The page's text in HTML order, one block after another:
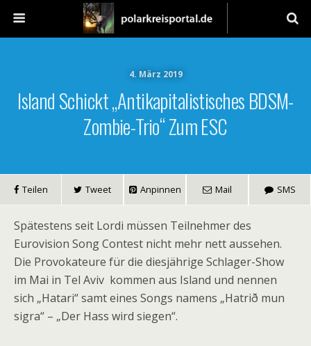
4. März 2019
Island Schickt „antikapitalistisches BDSM-
Zombie-Trio“ Zum ESC
Teilen Tweet Anpinnen Mail SMS
Spätestens seit Lordi müssen Teilnehmer des
Eurovision Song Contest nicht mehr nett aussehen.
Die Provokateure für die diesjährige Schlager-Show
im Mai in Tel Aviv kommen aus Island und nennen
sich „Hatari“ samt eines Songs namens „Hatrið mun
sigra“ – „Der Hass wird siegen“.